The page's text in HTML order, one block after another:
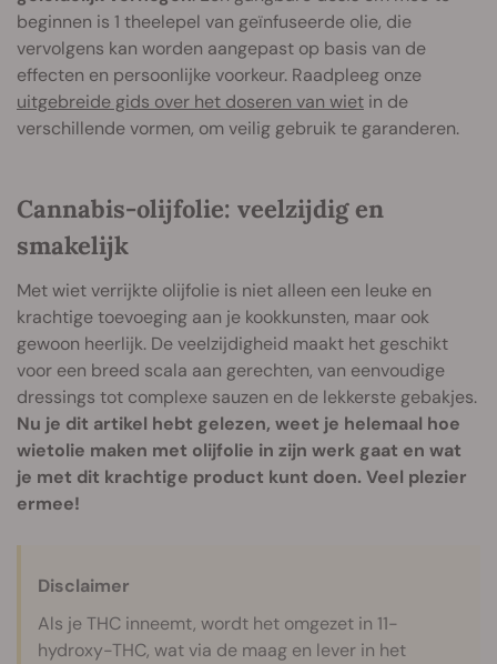
beginnen is 1 theelepel van geïnfuseerde olie, die
vervolgens kan worden aangepast op basis van de
effecten en persoonlijke voorkeur. Raadpleeg onze
uitgebreide gids over het doseren van wiet in de
verschillende vormen, om veilig gebruik te garanderen.
Cannabis-olijfolie: veelzijdig en
smakelijk
Met wiet verrijkte olijfolie is niet alleen een leuke en
krachtige toevoeging aan je kookkunsten, maar ook
gewoon heerlijk. De veelzijdigheid maakt het geschikt
voor een breed scala aan gerechten, van eenvoudige
dressings tot complexe sauzen en de lekkerste gebakjes.
Nu je dit artikel hebt gelezen, weet je helemaal hoe
wietolie maken met olijfolie in zijn werk gaat en wat
je met dit krachtige product kunt doen. Veel plezier
ermee!
Disclaimer
Als je THC inneemt, wordt het omgezet in 11-
hydroxy-THC, wat via de maag en lever in het